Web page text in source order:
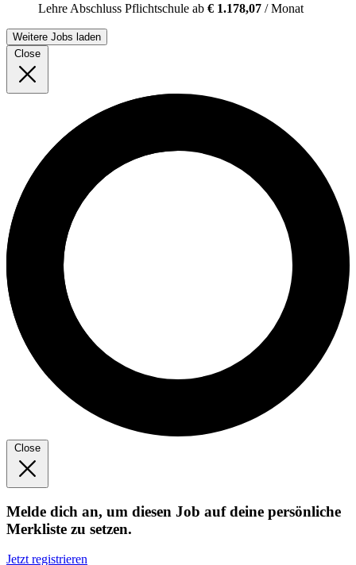
Lehre Abschluss Pflichtschule ab € 1.178,07 / Monat
Weitere Jobs laden
Close
Close
Melde dich an, um diesen Job auf deine persönliche
Merkliste zu setzen.
Jetzt registrieren